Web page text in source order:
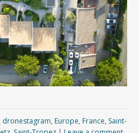
dronestagram, Europe, France, Saint-